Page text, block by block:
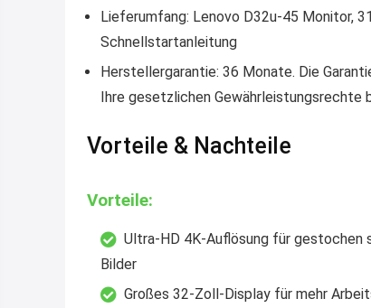
Lieferumfang: Lenovo D32u-45 Monitor,
Schnellstartanleitung
Herstellergarantie: 36 Monate. Die
Ihre gesetzlichen Gewährleistungsrechte
Vorteile & Nachteile
Vorteile:
Ultra-HD 4K-Auflösung für gestochen
Bilder
Großes 32-Zoll-Display für mehr